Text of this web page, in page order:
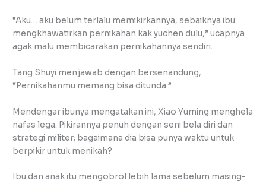
“Aku… aku belum terlalu memikirkannya, sebaiknya ibu
mengkhawatirkan pernikahan kak yuchen dulu,” ucapnya
agak malu membicarakan pernikahannya sendiri.
Tang Shuyi menjawab dengan bersenandung,
“Pernikahanmu memang bisa ditunda.”
Mendengar ibunya mengatakan ini, Xiao Yuming menghela
nafas lega. Pikirannya penuh dengan seni bela diri dan
strategi militer; bagaimana dia bisa punya waktu untuk
berpikir untuk menikah?
Ibu dan anak itu mengobrol lebih lama sebelum masing-